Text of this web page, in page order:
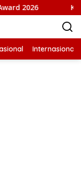
Kapolresta
Internasional